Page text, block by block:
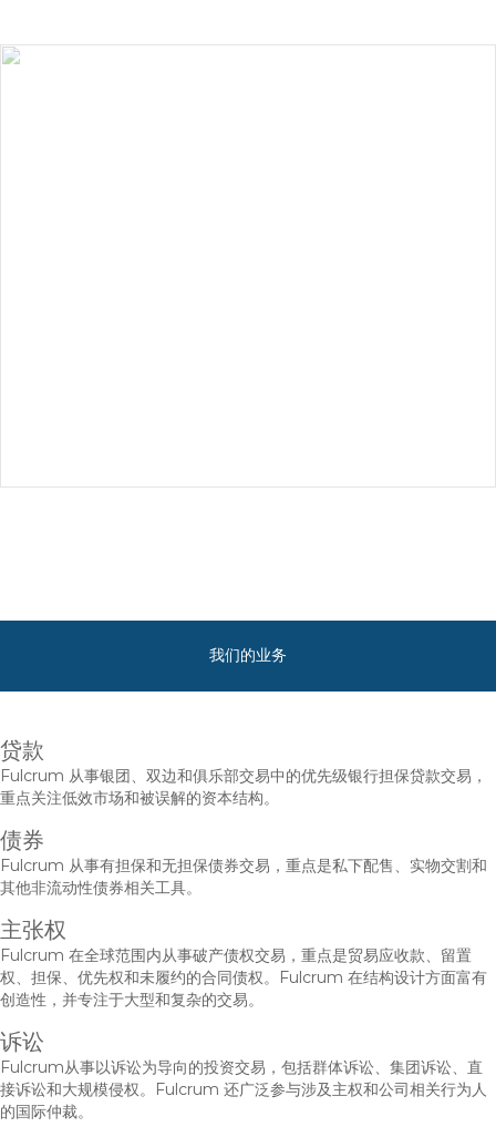
我们的业务
贷款
Fulcrum 从事银团、双边和俱乐部交易中的优先级银行担保贷款交易，
重点关注低效市场和被误解的资本结构。
债券
Fulcrum 从事有担保和无担保债券交易，重点是私下配售、实物交割和
其他非流动性债券相关工具。
主张权
Fulcrum 在全球范围内从事破产债权交易，重点是贸易应收款、留置
权、担保、优先权和未履约的合同债权。Fulcrum 在结构设计方面富有
创造性，并专注于大型和复杂的交易。
诉讼
Fulcrum从事以诉讼为导向的投资交易，包括群体诉讼、集团诉讼、直
接诉讼和大规模侵权。Fulcrum 还广泛参与涉及主权和公司相关行为人
的国际仲裁。